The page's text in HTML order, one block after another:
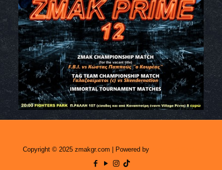
Copyright © 2025 zmakgr.com | Powered by